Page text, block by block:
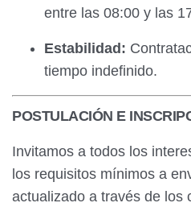
entre las 08:00 y las
Estabilidad:
tiempo indefinido.
POSTULACIÓN E
Invitamos a todos los
los requisitos mínimos a
actualizado a través de los